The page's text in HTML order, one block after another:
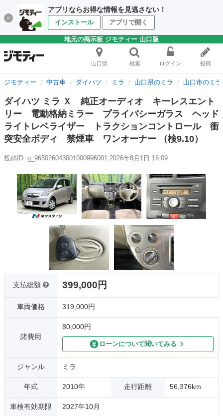
アプリならお得な情報を見逃さない！
インストール アプリで開く
地元の掲示板 ジモティー 山口版
山口県 検索 ログイン 投稿
ジモティー 中古車 ダイハツ ミラ 山口県のミラ 山口市のミラ
ダイハツ ミラ Ｘ 純正オーディオ キーレスエント
リー 電動格納ミラー プライバシーガラス ヘッド
ライトレベライザー トラクションコントロール 衝
突安全ボディ 禁煙車 ワンオーナー （検9.10）
投稿ID: g_965026043001000996001 2026年8月1日 16:09
支払総額 399,000円
車両価格 319,000円
諸費用
80,000円
ローンについて聞いてみる
ジャンル ミラ
年式 2010年 走行距離 56,376km
車検有効期限 2027年10月